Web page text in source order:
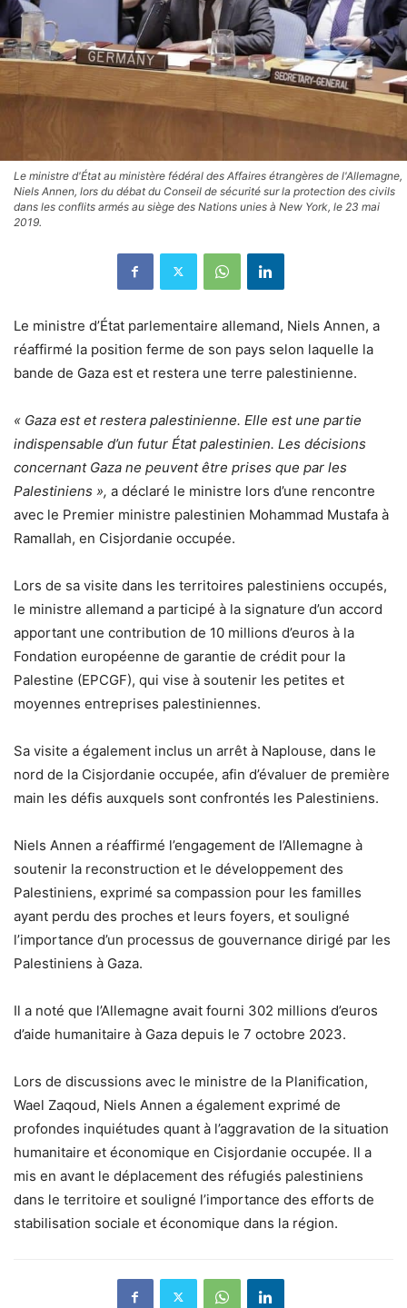
Le ministre d'État au ministère fédéral des Affaires étrangères de l'Allemagne,
Niels Annen, lors du débat du Conseil de sécurité sur la protection des civils
dans les conflits armés au siège des Nations unies à New York, le 23 mai
2019.
Le ministre d’État parlementaire allemand, Niels Annen, a
réaffirmé la position ferme de son pays selon laquelle la
bande de Gaza est et restera une terre palestinienne.
« Gaza est et restera palestinienne. Elle est une partie
indispensable d’un futur État palestinien. Les décisions
concernant Gaza ne peuvent être prises que par les
Palestiniens », a déclaré le ministre lors d’une rencontre
avec le Premier ministre palestinien Mohammad Mustafa à
Ramallah, en Cisjordanie occupée.
Lors de sa visite dans les territoires palestiniens occupés,
le ministre allemand a participé à la signature d’un accord
apportant une contribution de 10 millions d’euros à la
Fondation européenne de garantie de crédit pour la
Palestine (EPCGF), qui vise à soutenir les petites et
moyennes entreprises palestiniennes.
Sa visite a également inclus un arrêt à Naplouse, dans le
nord de la Cisjordanie occupée, afin d’évaluer de première
main les défis auxquels sont confrontés les Palestiniens.
Niels Annen a réaffirmé l’engagement de l’Allemagne à
soutenir la reconstruction et le développement des
Palestiniens, exprimé sa compassion pour les familles
ayant perdu des proches et leurs foyers, et souligné
l’importance d’un processus de gouvernance dirigé par les
Palestiniens à Gaza.
Il a noté que l’Allemagne avait fourni 302 millions d’euros
d’aide humanitaire à Gaza depuis le 7 octobre 2023.
Lors de discussions avec le ministre de la Planification,
Wael Zaqoud, Niels Annen a également exprimé de
profondes inquiétudes quant à l’aggravation de la situation
humanitaire et économique en Cisjordanie occupée. Il a
mis en avant le déplacement des réfugiés palestiniens
dans le territoire et souligné l’importance des efforts de
stabilisation sociale et économique dans la région.